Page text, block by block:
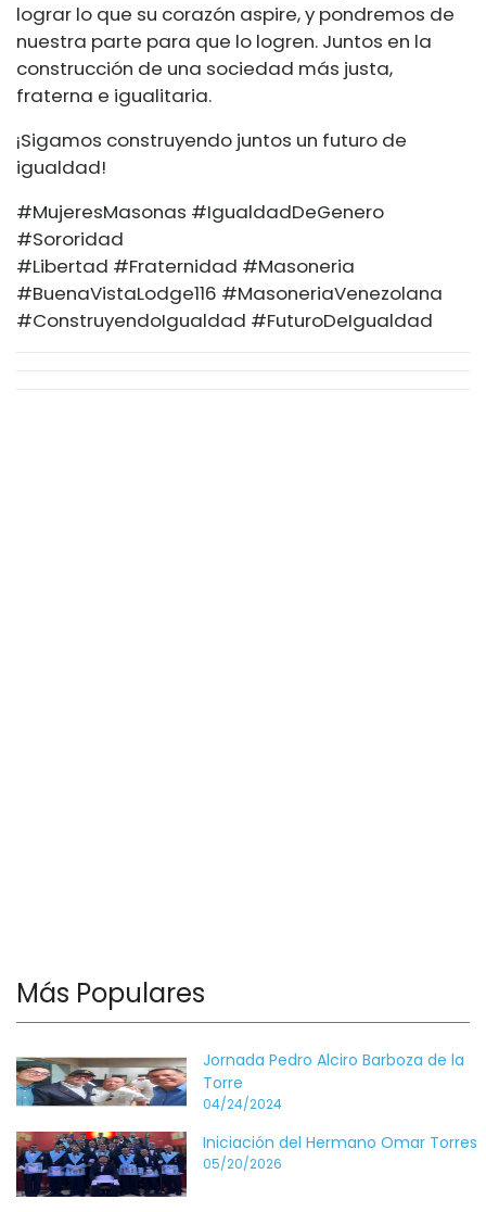
lograr lo que su corazón aspire, y pondremos de
nuestra parte para que lo logren. Juntos en la
construcción de una sociedad más justa,
fraterna e igualitaria.
¡Sigamos construyendo juntos un futuro de
igualdad!
#MujeresMasonas #IgualdadDeGenero
#Sororidad
#Libertad #Fraternidad #Masoneria
#BuenaVistaLodge116 #MasoneriaVenezolana
#ConstruyendoIgualdad #FuturoDeIgualdad
Más Populares
Jornada Pedro Alciro Barboza de la
Torre
04/24/2024
Iniciación del Hermano Omar Torres
05/20/2026